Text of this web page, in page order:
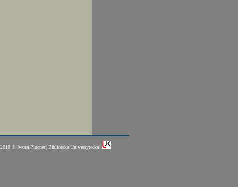
2018 © Iwona Plucner| Biblioteka Uniwersytecka